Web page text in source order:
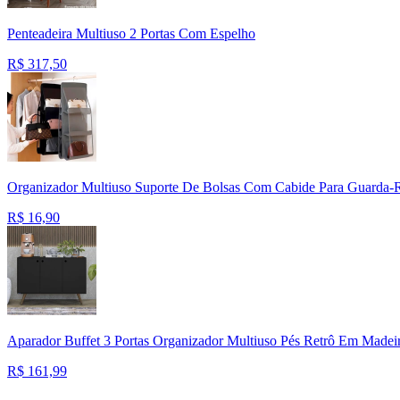
Penteadeira Multiuso 2 Portas Com Espelho
R$ 317,50
Organizador Multiuso Suporte De Bolsas Com Cabide Para Guarda-
R$ 16,90
Aparador Buffet 3 Portas Organizador Multiuso Pés Retrô Em
R$ 161,99